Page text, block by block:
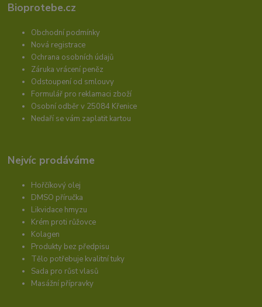
Bioprotebe.cz
Obchodní podmínky
Nová registrace
Ochrana osobních údajů
Záruka vrácení peněz
Odstoupení od smlouvy
Formulář pro reklamaci zboží
Osobní odběr v 25084 Křenice
Nedaří se vám zaplatit kartou
Nejvíc prodáváme
Hořčíkový olej
DMSO příručka
Likvidace hmyzu
Krém proti růžovce
Kolagen
Produkty bez předpisu
Tělo potřebuje kvalitní tuky
Sada pro růst vlasů
Masážní přípravky